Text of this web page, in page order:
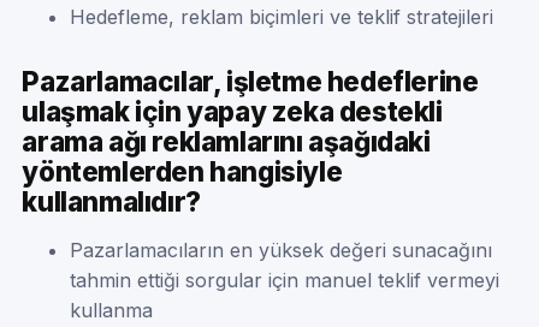
Hedefleme, reklam biçimleri ve teklif stratejileri
Pazarlamacılar, işletme hedeflerine
ulaşmak için yapay zeka destekli
arama ağı reklamlarını aşağıdaki
yöntemlerden hangisiyle
kullanmalıdır?
Pazarlamacıların en yüksek değeri sunacağını
tahmin ettiği sorgular için manuel teklif vermeyi
kullanma